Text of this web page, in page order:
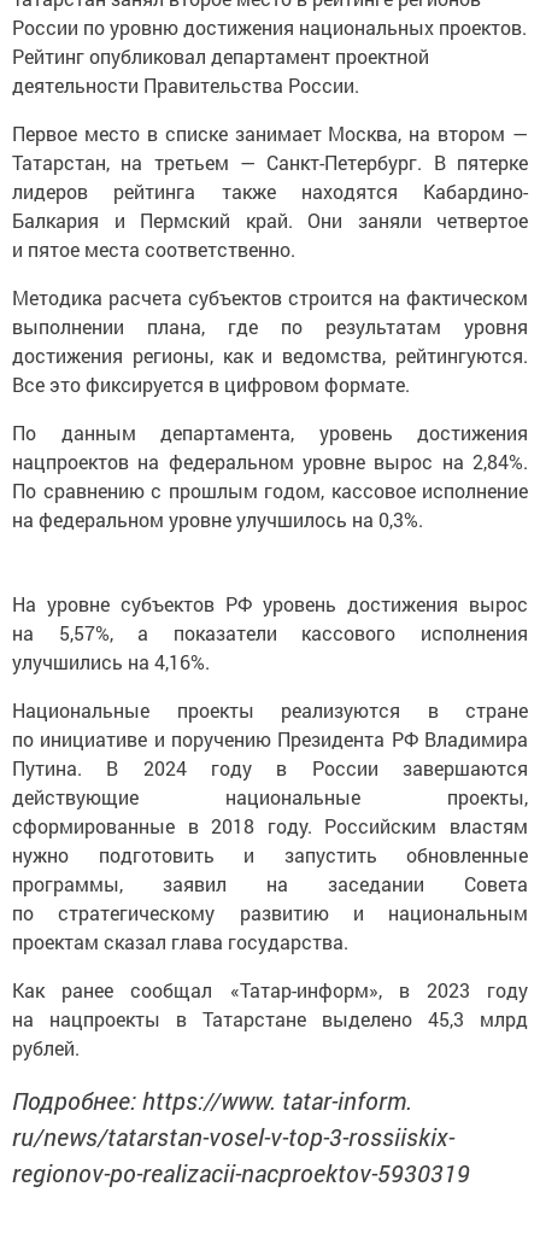
России по уровню достижения национальных проектов.
Рейтинг опубликовал департамент проектной
деятельности Правительства России.
Первое место в списке занимает Москва, на втором —
Татарстан, на третьем — Санкт-Петербург. В пятерке
лидеров рейтинга также находятся Кабардино-
Балкария и Пермский край. Они заняли четвертое
и пятое места соответственно.
Методика расчета субъектов строится на фактическом
выполнении плана, где по результатам уровня
достижения регионы, как и ведомства, рейтингуются.
Все это фиксируется в цифровом формате.
По данным департамента, уровень достижения
нацпроектов на федеральном уровне вырос на 2,84%.
По сравнению с прошлым годом, кассовое исполнение
на федеральном уровне улучшилось на 0,3%.
На уровне субъектов РФ уровень достижения вырос
на 5,57%, а показатели кассового исполнения
улучшились на 4,16%.
Национальные проекты реализуются в стране
по инициативе и поручению Президента РФ Владимира
Путина. В 2024 году в России завершаются
действующие национальные проекты,
сформированные в 2018 году. Российским властям
нужно подготовить и запустить обновленные
программы, заявил на заседании Совета
по стратегическому развитию и национальным
проектам сказал глава государства.
Как ранее сообщал «Татар-информ», в 2023 году
на нацпроекты в Татарстане выделено 45,3 млрд
рублей.
Подробнее: https://www. tatar-inform.
ru/news/tatarstan-vosel-v-top-3-rossiiskix-
regionov-po-realizacii-nacproektov-5930319